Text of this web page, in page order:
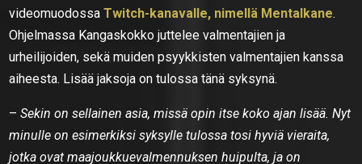
videomuodossaTwitch-kanavalle, nimellä Mentalkane.
Ohjelmassa Kangaskokko juttelee valmentajien ja
urheilijoiden, sekä muiden psyykkisten valmentajien kanssa
aiheesta. Lisää jaksoja on tulossa tänä syksynä.
–Sekin on sellainen asia, missä opin itse koko ajan lisää. Nyt
minulle on esimerkiksi syksylle tulossa tosi hyviä vieraita,
jotka ovat maajoukkuevalmennuksen huipulta, ja on